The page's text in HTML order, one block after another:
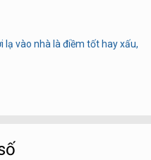
lạ vào nhà là điềm tốt hay xấu,